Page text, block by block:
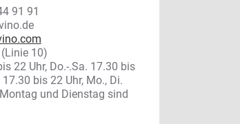
91 91
10)
22 Uhr, Do.-.Sa. 17.30 bis
17.30 bis 22 Uhr, Mo., Di.
und Dienstag sind